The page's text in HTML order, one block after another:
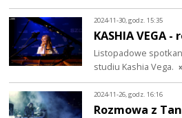
2024-11-30, godz. 15:35
KASHIA VEGA
Listopadowe
studiu Kashia Vega.
2024-11-26, godz. 16:16
Rozmowa z